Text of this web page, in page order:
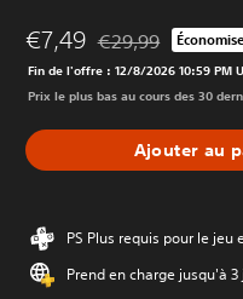
€7,49 Remise par
€29,99
Fin de l'offre : 12/8/2026 10:59 PM
Prix le plus bas au cours des 30
Ajouter au
PS Plus requis pour le jeu
Prend en charge jusqu'à